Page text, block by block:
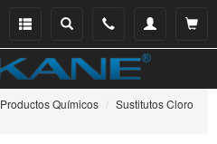
Ver
Mi
Teléfono
Buscar
Menu
Productos Químicos
Sustitutos Cloro